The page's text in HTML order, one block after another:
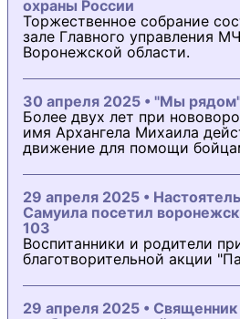
охраны России
Торжественное собрание
зале Главного управления
Воронежской области.
30 апреля 2025 • "Мы
Более двух лет при
имя Архангела Михаила
движение для помощи
29 апреля 2025 •
Самуила посетил
103
Воспитанники и родители
благотворительной акции
29 апреля 2025 •